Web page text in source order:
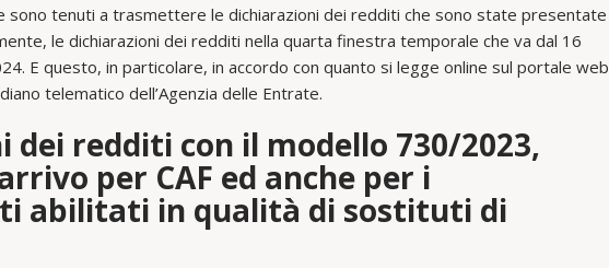
sono tenuti a trasmettere le dichiarazioni dei redditi che sono state presentate
le dichiarazioni dei redditi nella quarta finestra temporale che va dal 16
E questo, in particolare, in accordo con quanto si legge online sul portale web
telematico dell’Agenzia delle Entrate.
dei redditi con il modello 730/2023,
per CAF ed anche per i
abilitati in qualità di sostituti di